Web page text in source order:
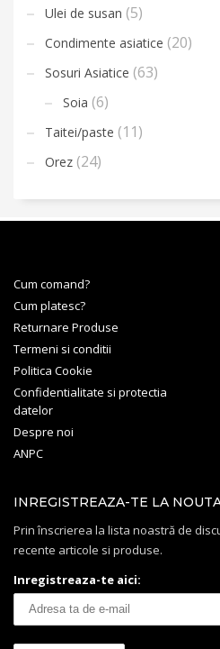
Ulei de susan (5)
Condimente asiatice (20)
Sosuri Asiatice (63)
Soia (6)
Taitei/paste (11)
Orez (24)
Cum comand?
Cum platesc?
Returnare Produse
Termeni si conditii
Politica Cookie
Confidentialitate si protectia
datelor
Despre noi
ANPC
INREGISTREAZA-TE LA
Prin înscrierea la lista noastră de
recente articole si produse.
Inregistreaza-te aici: